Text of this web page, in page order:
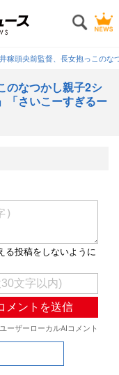
稼頭央前監督、長女抱っこの
のなつかし親子2シ
「さいこーすぎるー